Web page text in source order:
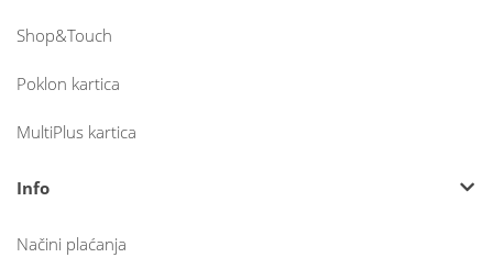
Shop&Touch
Poklon kartica
MultiPlus kartica
Info
Načini plaćanja